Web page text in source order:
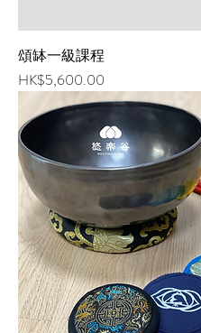
記錄相關行徑，包括您使用
IP位址、使用時間、使用的瀏
覽及點選資料記錄等，
頌缽一級課程
價格
HK$5,600.00